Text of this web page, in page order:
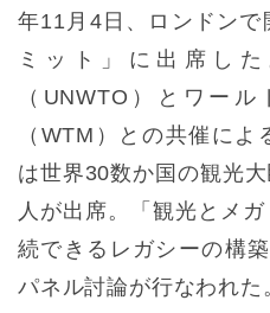
年11月4日、ロンドンで
ミット」に出席し
（UNWTO）とワー
（WTM）との共催に
は世界30数か国の観光
人が出席。「観光とメ
続できるレガシーの構
パネル討論が行なわれた